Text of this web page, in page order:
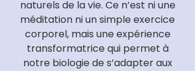
naturels de la vie. Ce n’est ni une
méditation ni un simple exercice
corporel, mais une expérience
transformatrice qui permet à
notre biologie de s’adapter aux